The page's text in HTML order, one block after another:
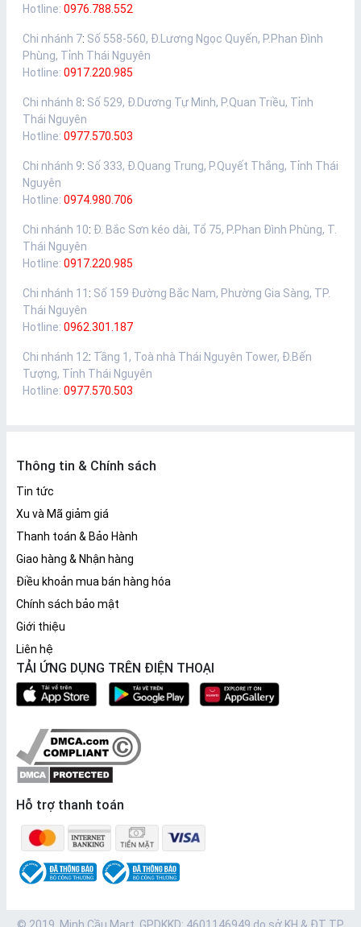
Hotline: 0976.788.552
Chi nhánh 7: Số 558-560, Đ.Lương Ngọc Quyến, P.Phan Đình
Phùng, Tỉnh Thái Nguyên
Hotline: 0917.220.985
Chi nhánh 8: Số 529, Đ.Dương Tự Minh, P.Quan Triều, Tỉnh
Thái Nguyên
Hotline: 0977.570.503
Chi nhánh 9: Số 333, Đ.Quang Trung, P.Quyết Thắng, Tỉnh Thái
Nguyên
Hotline: 0974.980.706
Chi nhánh 10: Đ. Bắc Sơn kéo dài, Tổ 75, P.Phan Đình Phùng, T.
Thái Nguyên
Hotline: 0917.220.985
Chi nhánh 11 : Số 159 Đường Bắc Nam, Phường Gia Sàng, TP.
Thái Nguyên
Hotline: 0962.301.187
Chi nhánh 12: Tầng 1, Toà nhà Thái Nguyên Tower, Đ.Bến
Tượng, Tỉnh Thái Nguyên
Hotline: 0977.570.503
Thông tin & Chính sách
Tin tức
Xu và Mã giảm giá
Thanh toán & Bảo Hành
Giao hàng & Nhận hàng
Điều khoản mua bán hàng hóa
Chính sách bảo mật
Giới thiệu
Liên hệ
TẢI ỨNG DỤNG TRÊN ĐIỆN THOẠI
Hỗ trợ thanh toán